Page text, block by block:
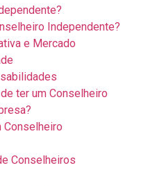
Independente?
e Mercado
ter um Conselheiro
Conselheiro
Conselheiros